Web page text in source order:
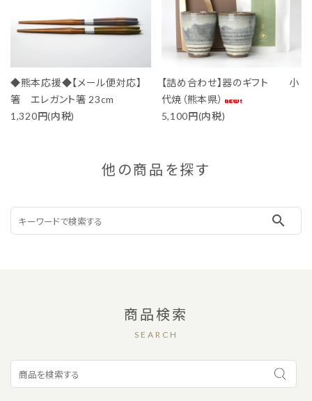
◆熊本応援◆【メール便対応】
箸 エレガント箸 23cm
1,320円(内税)
【詰め合わせ】器のギフト 小
代焼（熊本県）
5,100円(内税)
他の商品を探す
search
商品検索
SEARCH